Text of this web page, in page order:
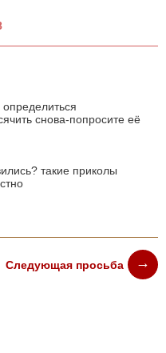
определиться
снова-попросите её
такие приколы
Следующая просьба